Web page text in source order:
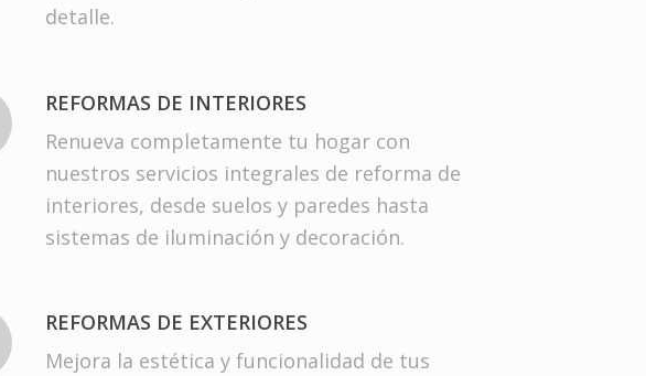
detalle.
REFORMAS DE INTERIORES
Renueva completamente tu hogar con
nuestros servicios integrales de reforma de
interiores, desde suelos y paredes hasta
sistemas de iluminación y decoración.
REFORMAS DE EXTERIORES
Mejora la estética y funcionalidad de tus